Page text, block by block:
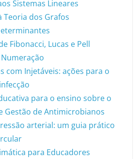
Sistemas Lineares
Teoria dos Grafos
Fibonacci, Lucas e Pell
com Injetáveis: ações para o
para o ensino sobre o
Gestão de Antimicrobianos
arterial: um guia prático
para Educadores